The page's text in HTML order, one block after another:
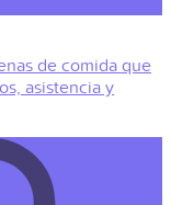
de comida que
asistencia y